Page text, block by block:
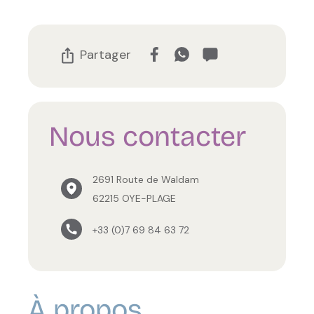
Partager
Nous contacter
2691 Route de Waldam
62215 OYE-PLAGE
+33 (0)7 69 84 63 72